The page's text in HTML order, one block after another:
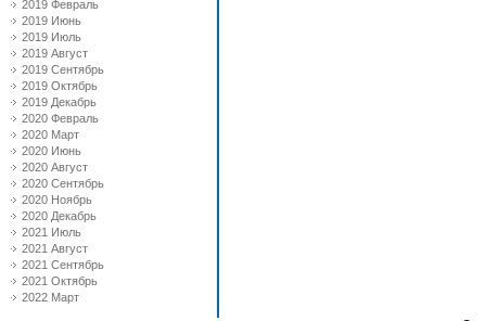
2019 Февраль
2019 Июнь
2019 Июль
2019 Август
2019 Сентябрь
2019 Октябрь
2019 Декабрь
2020 Февраль
2020 Март
2020 Июнь
2020 Август
2020 Сентябрь
2020 Ноябрь
2020 Декабрь
2021 Июль
2021 Август
2021 Сентябрь
2021 Октябрь
2022 Март